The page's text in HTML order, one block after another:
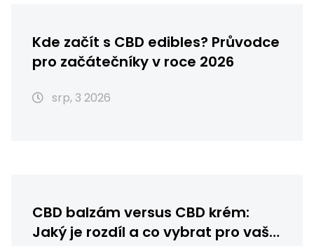
Kde začít s CBD edibles? Průvodce
pro začátečníky v roce 2026
srp, 3 2026
CBD balzám versus CBD krém:
Jaký je rozdíl a co vybrat pro vaši